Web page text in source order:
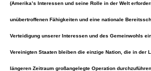
(Amerika’s Interessen und seine Rolle in der Welt
unübertroffenen Fähigkeiten und eine nationale
Verteidigung unserer Interessen und des Gemeinwohls
Vereinigten Staaten bleiben die einzige Nation, die in der
längeren Zeitraum großangelegte Operation